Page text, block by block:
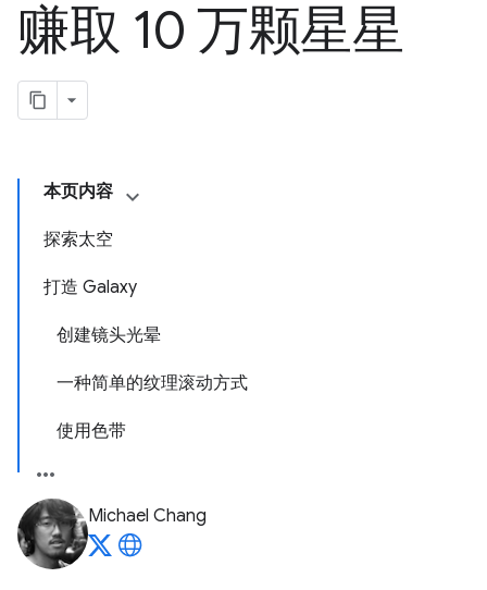
赚取 10 万颗星星
本页内容
探索太空
打造 Galaxy
创建镜头光晕
一种简单的纹理滚动方式
使用色带
Michael Chang